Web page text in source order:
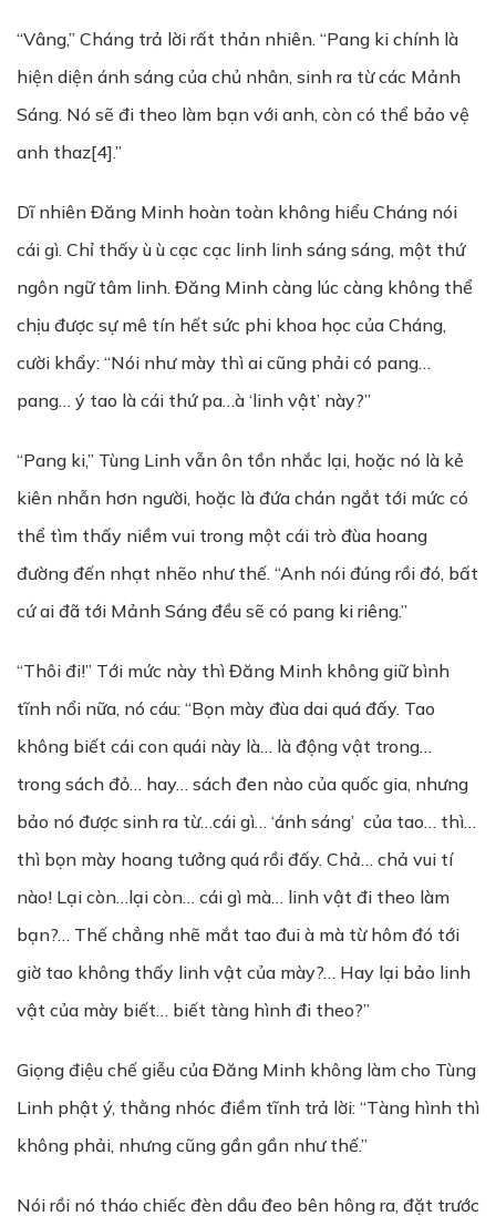
“Vâng,” Cháng trả lời rất thản nhiên. “Pang ki chính là
hiện diện ánh sáng của chủ nhân, sinh ra từ các Mảnh
Sáng. Nó sẽ đi theo làm bạn với anh, còn có thể bảo vệ
anh thaz[4].”
Dĩ nhiên Đăng Minh hoàn toàn không hiểu Cháng nói
cái gì. Chỉ thấy ù ù cạc cạc linh linh sáng sáng, một thứ
ngôn ngữ tâm linh. Đăng Minh càng lúc càng không thể
chịu được sự mê tín hết sức phi khoa học của Cháng,
cười khẩy: “Nói như mày thì ai cũng phải có pang…
pang… ý tao là cái thứ pa…à ‘linh vật’ này?”
“Pang ki,” Tùng Linh vẫn ôn tồn nhắc lại, hoặc nó là kẻ
kiên nhẫn hơn người, hoặc là đứa chán ngắt tới mức có
thể tìm thấy niềm vui trong một cái trò đùa hoang
đường đến nhạt nhẽo như thế. “Anh nói đúng rồi đó, bất
cứ ai đã tới Mảnh Sáng đều sẽ có pang ki riêng.”
“Thôi đi!” Tới mức này thì Đăng Minh không giữ bình
tĩnh nổi nữa, nó cáu: “Bọn mày đùa dai quá đấy. Tao
không biết cái con quái này là… là động vật trong…
trong sách đỏ… hay… sách đen nào của quốc gia, nhưng
bảo nó được sinh ra từ…cái gì… ‘ánh sáng’ của tao… thì…
thì bọn mày hoang tưởng quá rồi đấy. Chả… chả vui tí
nào! Lại còn…lại còn… cái gì mà… linh vật đi theo làm
bạn?… Thế chẳng nhẽ mắt tao đui à mà từ hôm đó tới
giờ tao không thấy linh vật của mày?… Hay lại bảo linh
vật của mày biết… biết tàng hình đi theo?”
Giọng điệu chế giễu của Đăng Minh không làm cho Tùng
Linh phật ý, thằng nhóc điềm tĩnh trả lời: “Tàng hình thì
không phải, nhưng cũng gần gần như thế.”
Nói rồi nó tháo chiếc đèn dầu đeo bên hông ra, đặt trước